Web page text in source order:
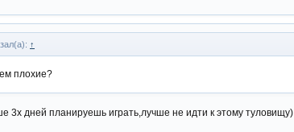
↑
плохие?
3х дней планируешь играть,лучше не идти к этому туловищу)